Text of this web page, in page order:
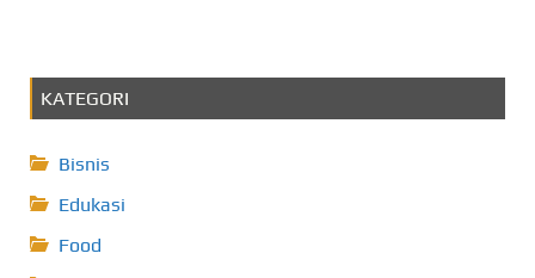
KATEGORI
Bisnis
Edukasi
Food